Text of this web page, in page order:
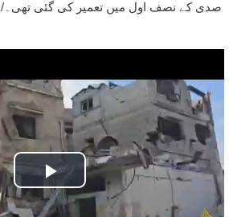
صدی کے نصف اول میں تعمیر کی گئی تھی۔/
Play